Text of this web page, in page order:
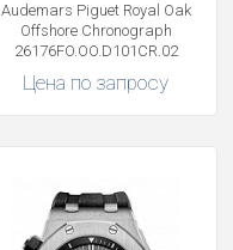
Audemars Piguet Royal Oak
Offshore Chronograph
26176FO.OO.D101CR.02
Цена по запросу